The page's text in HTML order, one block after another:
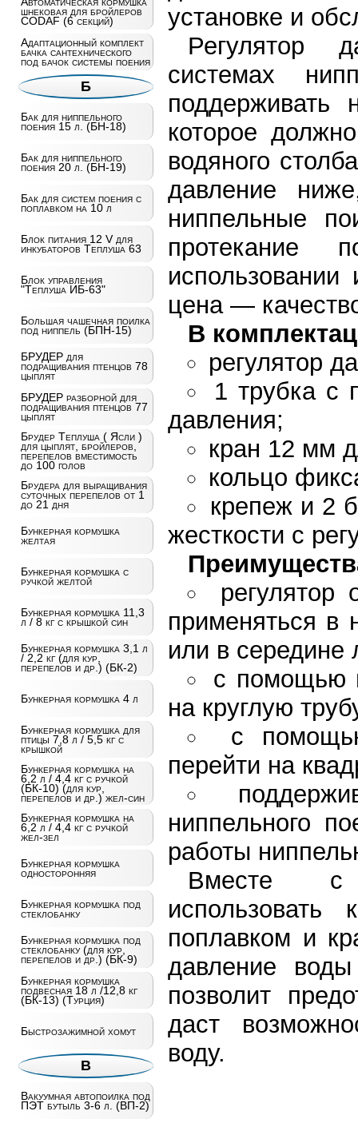
шнековая для бройлеров
CODAF (6 секций)
Адаптационный комплект
бачка сантехнического
под бачок системы поения
Б
Бак для ниппельного
поения 15 л. (БН-18)
Бак для ниппельного
поения 20 л. (БН-19)
Бак для систем поения с
поплавком на 10 л
Блок питания 12 V для
инкубаторов Теплуша 63
Блок управления
"Теплуша ИБ-63"
Большая чашечная поилка
под ниппель (БПН-15)
БРУДЕР для
подращивания птенцов 78
цыплят
БРУДЕР разборной для
подращивания птенцов 77
цыплят
Брудер Теплуша ( Ясли )
для цыплят, бройлеров,
перепелов вместимость
до 100 голов
Брудера для выращивания
суточных перепелов от 1
до 21 дня
Бункерная кормушка
желтая
Бункерная кормушка с
ручкой желтой
Бункерная кормушка 11,3
л / 8 кг с крышкой син
Бункерная кормушка 3,1 л
/ 2,2 кг (для кур,
перепелов и др.) (БК-2)
Бункерная кормушка 4 л
Бункерная кормушка для
птицы 7,8 л / 5,5 кг с
крышкой
Бункерная кормушка на
6,2 л / 4,4 кг с ручкой
(БК-10) (для кур,
перепелов и др.) жел-син
Бункерная кормушка на
6,2 л / 4,4 кг с ручкой
жел-зел
Бункерная кормушка
односторонняя
Бункерная кормушка под
стеклобанку
Бункерная кормушка под
стеклобанку (для кур,
перепелов и др.) (БК-9)
Бункерная кормушка
подвесная 18 л /12,8 кг
(БК-13) (Турция)
Быстрозажимной хомут
В
Вакуумная автопоилка под
ПЭТ бутыль 3-6 л. (ВП-2)
установке и
Регулятор
системах
поддерживать
которое
водяного
давление
ниппельные
цена —
В
регулятор
1 трубка с
давления;
кран 12 мм
кольцо
крепеж и 2
жесткости с
применяться в
или в середине
с помощью
на круглую
с
перейти на
ниппельного
работы
Вместе с
поплавком и
давление
позволит
даст
воду.